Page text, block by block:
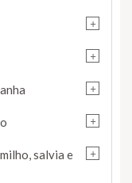
+
+
+
+
+
salvia e